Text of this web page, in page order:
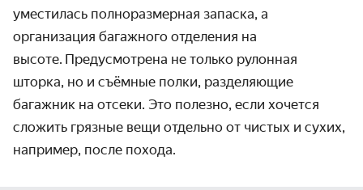
уместилась полноразмерная запаска, а
организация багажного отделения на
высоте. Предусмотрена не только рулонная
шторка, но и съёмные полки, разделяющие
багажник на отсеки. Это полезно, если хочется
сложить грязные вещи отдельно от чистых и сухих,
например, после похода.